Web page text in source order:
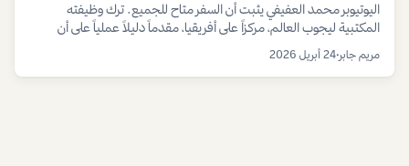
اليوتيوبر محمد العفيفي يثبت أن السفر متاح للجميع. ترك وظيفته
المكتبية ليجوب العالم، مركزاً على أفريقيا، مقدماً دليلاً عملياً على أن
الشغف والمحتوى المختلف هما مفتاح النجاح.
مريم جابر•24 أبريل 2026